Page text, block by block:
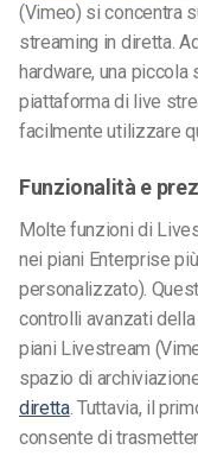
(Vimeo) si concentra
streaming in diretta.
hardware, una
piattaforma di live
facilmente utilizzare
Funzionalità e
Molte funzioni di
nei piani Enterprise
personalizzato).
controlli avanzati
piani Livestream
spazio di
diretta. Tuttavia, il
consente di